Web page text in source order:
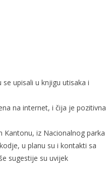
upisali u knjigu utisaka i
na internet, i čija je pozitivna
iz Nacionalnog parka
u planu su i kontakti sa
sugestije su uvijek